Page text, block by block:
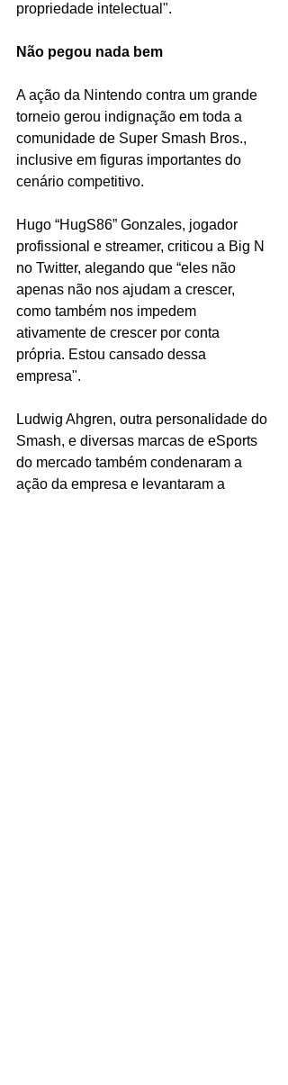
propriedade intelectual".
Não pegou nada bem
A ação da Nintendo contra um grande
torneio gerou indignação em toda a
comunidade de Super Smash Bros.,
inclusive em figuras importantes do
cenário competitivo.
Hugo “HugS86” Gonzales, jogador
profissional e streamer, criticou a Big N
no Twitter, alegando que “eles não
apenas não nos ajudam a crescer,
como também nos impedem
ativamente de crescer por conta
própria. Estou cansado dessa
empresa".
Ludwig Ahgren, outra personalidade do
Smash, e diversas marcas de eSports
do mercado também condenaram a
ação da empresa e levantaram a